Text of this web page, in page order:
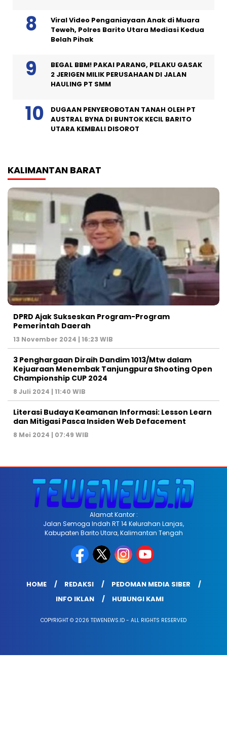
Viral Video Penganiayaan Anak di Muara
Teweh, Polres Barito Utara Mediasi Kedua
Belah Pihak
BEGAL BBM! PAKAI PARANG, PELAKU GASAK
2 JERIGEN MILIK PERUSAHAAN DI JALAN
HAULING PT SMM
DUGAAN PENYEROBOTAN TANAH OLEH PT
AUSTRAL BYNA DI BUNTOK KECIL BARITO
UTARA KEMBALI DISOROT
KALIMANTAN BARAT
DPRD Ajak Sukseskan Program-Program
Pemerintah Daerah
13 November 2024 | 16:23 WIB
3 Penghargaan Diraih Dandim 1013/Mtw dalam
Kejuaraan Menembak Tanjungpura Shooting Open
Championship CUP 2024
8 Juli 2024 | 11:40 WIB
Literasi Budaya Keamanan Informasi: Lesson Learn
dan Mitigasi Pasca Insiden Web Defacement
8 Mei 2024 | 07:49 WIB
Alamat Kantor :
Jalan Semoga Indah RT 14 Kelurahan Lanjas,
Kabupaten Barito Utara, Kalimantan Tengah
HOME REDAKSI
PEDOMAN MEDIA SIBER
INFO IKLAN
HUBUNGI KAMI
COPYRIGHT © 2026 TEWENEWS.ID - ALL RIGHTS RESERVED